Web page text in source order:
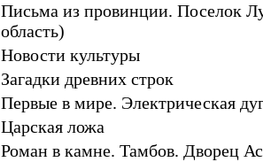
Письма из провинции. Поселок
область)
Новости культуры
Загадки древних строк
Первые в мире. Электрическая
Царская ложа
Роман в камне. Тамбов. Дворец